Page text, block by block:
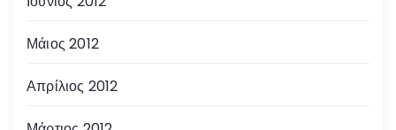
Μάιος 2012
Απρίλιος 2012